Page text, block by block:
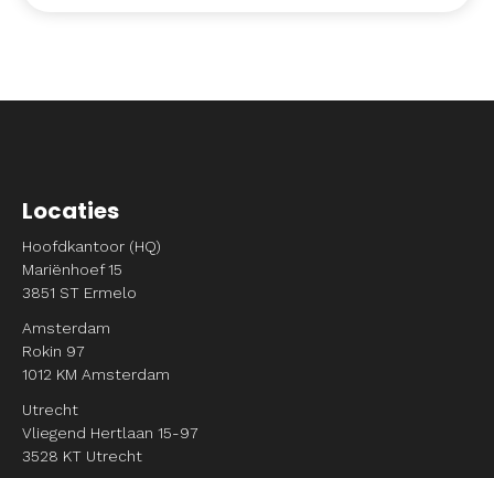
Locaties
Hoofdkantoor (HQ)
Mariënhoef 15
3851 ST Ermelo
Amsterdam
Rokin 97
1012 KM Amsterdam
Utrecht
Vliegend Hertlaan 15-97
3528 KT Utrecht